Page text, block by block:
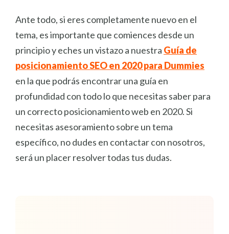
Ante todo, si eres completamente nuevo en el
tema, es importante que comiences desde un
principio y eches un vistazo a nuestra Guía de
posicionamiento SEO en 2020 para Dummies
en la que podrás encontrar una guía en
profundidad con todo lo que necesitas saber para
un correcto posicionamiento web en 2020. Si
necesitas asesoramiento sobre un tema
específico, no dudes en contactar con nosotros,
será un placer resolver todas tus dudas.